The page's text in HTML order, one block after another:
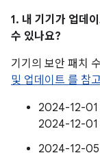
1. 내 기기가 업데
수 있나요?
기기의 보안 패치
및 업데이트 를 참
2024-12-01
2024-12-01
2024-12-05